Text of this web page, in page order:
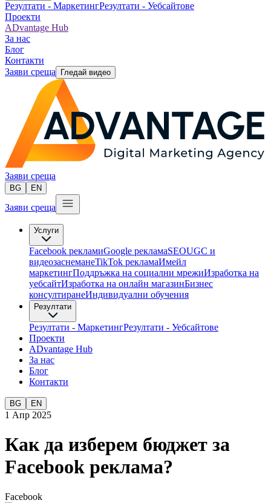
Резултати - МаркетингРезултати - Уебсайтове
Проекти
ADvantage Hub
За нас
Блог
Контакти
Заяви среща
Гледай видео
Заяви среща
BG EN
Заяви среща
Услуги
Facebook рекламиGoogle рекламаSEOUGC и
видеозаснеманеTikTok рекламaИмейл
маркетингПоддръжка на социални мрежиИзработка на
уебсайтИзработка на онлайн магазинБизнес
консултиране​Индивидуални обучения
Резултати
Резултати - МаркетингРезултати - Уебсайтове
Проекти
ADvantage Hub
За нас
Блог
Контакти
BG EN
1 Апр 2025
Как да изберем бюджет за
Facebook реклама?
Facebook